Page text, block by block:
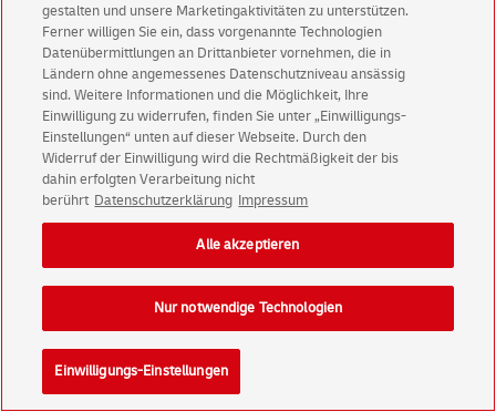
gestalten und unsere Marketingaktivitäten zu unterstützen.
Ferner willigen Sie ein, dass vorgenannte Technologien
Datenübermittlungen an Drittanbieter vornehmen, die in
Ländern ohne angemessenes Datenschutzniveau ansässig
sind. Weitere Informationen und die Möglichkeit, Ihre
Einwilligung zu widerrufen, finden Sie unter „Einwilligungs-
Einstellungen“ unten auf dieser Webseite. Durch den
Widerruf der Einwilligung wird die Rechtmäßigkeit der bis
dahin erfolgten Verarbeitung nicht
berührt Datenschutzerklärung Impressum
Einwilligungs-Einstellungen
Nur notwendige Technologien
Alle akzeptieren